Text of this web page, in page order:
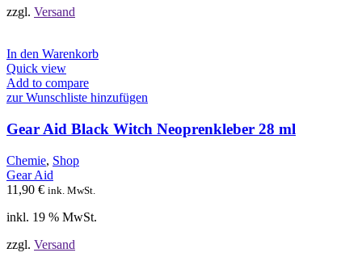
zzgl. Versand
In den Warenkorb
Quick view
Add to compare
zur Wunschliste hinzufügen
Gear Aid Black Witch Neoprenkleber 28 ml
Chemie, Shop
Gear Aid
11,90 € ink. MwSt.
inkl. 19 % MwSt.
zzgl. Versand